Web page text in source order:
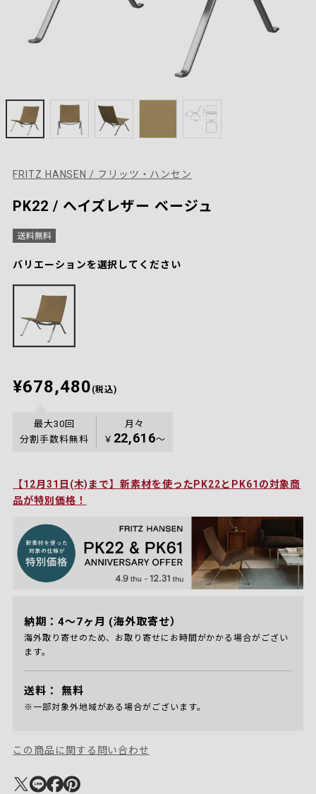
FRITZ HANSEN / フリッツ・ハンセン
PK22 / ヘイズレザー ベージュ
バリエーションを選択してください
¥678,480 (税込)
最大30回
分割手数料無料
月々
￥ 22,616〜
【12月31日(木)まで】新素材を使ったPK22とPK61の対象商
品が特別価格！
納期：4～7ヶ月 (海外取寄せ）
海外取り寄せのため、お取り寄せにお時間がかかる場合がござい
ます。
送料： 無料
※一部対象外地域がある場合がございます。
この商品に関する問い合わせ